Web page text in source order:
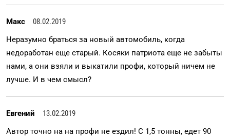
Макс
08.02.2019
Неразумно браться за новый автомобиль, когда
недоработан еще старый. Косяки патриота еще не забыты
нами, а они взяли и выкатили профи, который ничем не
лучше. И в чем смысл?
Евгений
13.02.2019
Автор точно на на профи не ездил! С 1,5 тонны, едет 90